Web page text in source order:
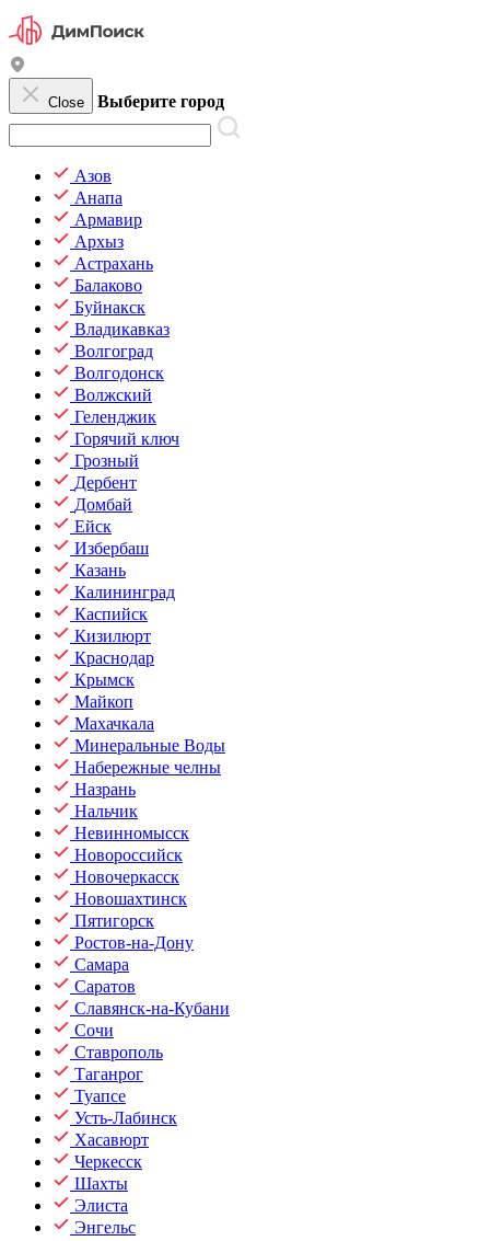
Close Выберите город
Азов
Анапа
Армавир
Архыз
Астрахань
Балаково
Буйнакск
Владикавказ
Волгоград
Волгодонск
Волжский
Геленджик
Горячий ключ
Грозный
Дербент
Домбай
Ейск
Избербаш
Казань
Калининград
Каспийск
Кизилюрт
Краснодар
Крымск
Майкоп
Махачкала
Минеральные Воды
Набережные челны
Назрань
Нальчик
Невинномысск
Новороссийск
Новочеркасск
Новошахтинск
Пятигорск
Ростов-на-Дону
Самара
Саратов
Славянск-на-Кубани
Сочи
Ставрополь
Таганрог
Туапсе
Усть-Лабинск
Хасавюрт
Черкесск
Шахты
Элиста
Энгельс